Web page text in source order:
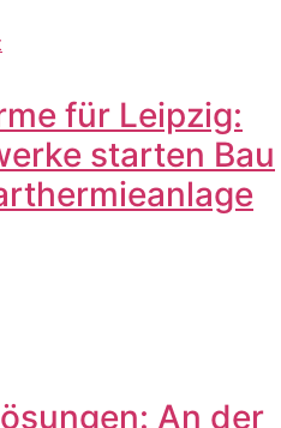
für Leipzig:
starten Bau
An der